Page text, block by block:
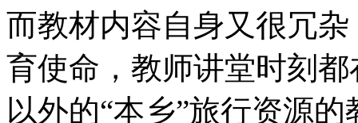
而教材内容自身又很冗
育使命，教师讲堂时刻
以外的“本乡”旅行资源